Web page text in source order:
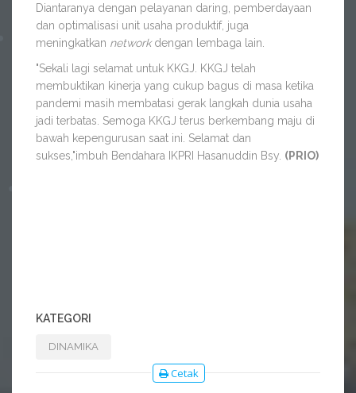
Diantaranya dengan pelayanan daring, pemberdayaan
dan optimalisasi unit usaha produktif, juga
meningkatkan networkdengan lembaga lain.
"Sekali lagi selamat untuk KKGJ. KKGJ telah
membuktikan kinerja yang cukup bagus di masa ketika
pandemi masih membatasi gerak langkah dunia usaha
jadi terbatas. Semoga KKGJ terus berkembang maju di
bawah kepengurusan saat ini. Selamat dan
sukses,"imbuh Bendahara IKPRI Hasanuddin Bsy. (PRIO)
KATEGORI
DINAMIKA
Cetak